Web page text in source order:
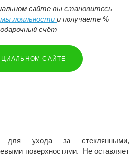
сайте вы становитесь
лояльности и получаете %
счёт
САЙТЕ
для ухода за стеклянными,
поверхностями. Не оставляет